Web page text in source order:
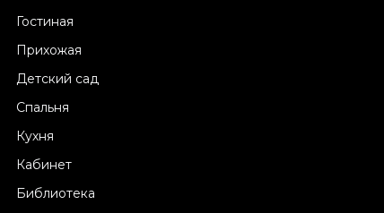
Гостиная
Прихожая
Детский сад
Спальня
Кухня
Кабинет
Библиотека